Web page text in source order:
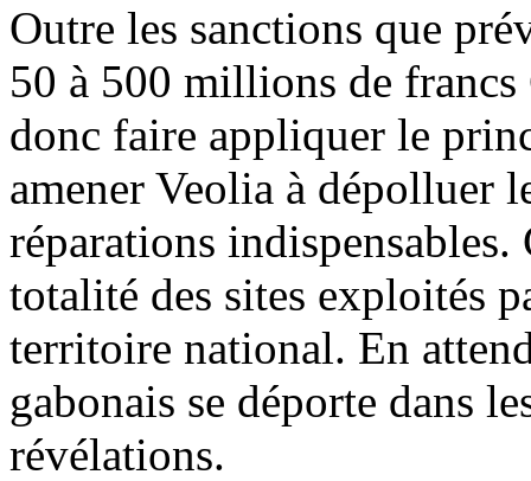
Outre les sanctions que
50 à 500 millions de
donc faire appliquer le
amener Veolia à dépolluer
réparations
totalité des sites exploités
territoire national. En
gabonais se déporte dans
révélations.